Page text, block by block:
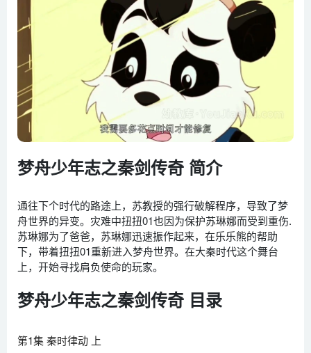
梦舟少年志之秦剑传奇 简介
通往下个时代的路途上，苏教授的强行破解程序，导致了梦
舟世界的异变。灾难中扭扭01也因为保护苏琳娜而受到重伤.
苏琳娜为了爸爸，苏琳娜迅速振作起来，在乐乐熊的帮助
下，带着扭扭01重新进入梦舟世界。在大秦时代这个舞台
上，开始寻找肩负使命的玩家。
梦舟少年志之秦剑传奇 目录
第1集 秦时律动 上